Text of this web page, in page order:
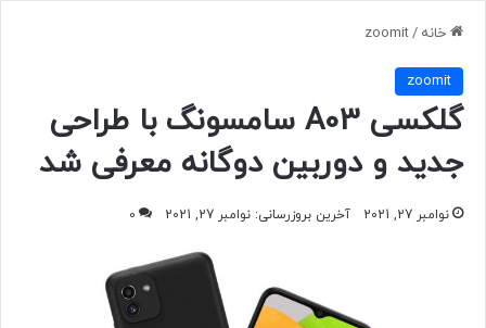
خانه /
zoomit
zoomit
گلکسی A03 سامسونگ با طراحی
جدید و دوربین دوگانه معرفی شد
نوامبر 27, 2021 آخرین بروزرسانی: نوامبر 27, 2021 0